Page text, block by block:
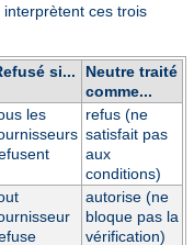
interprètent ces trois
si...
Neutre traité
comme...
les
refus (ne
satisfait pas
aux
conditions)
autorise (ne
bloque pas la
vérification)